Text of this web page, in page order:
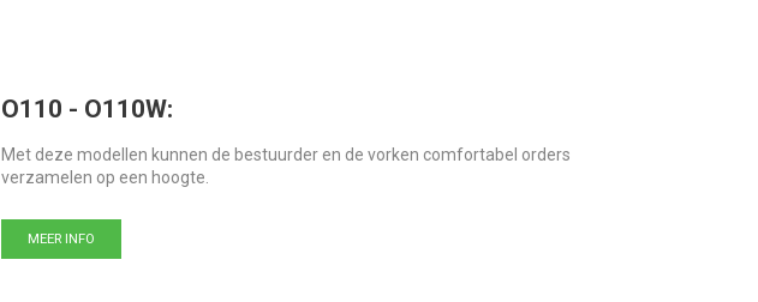
O110 - O110W:
Met deze modellen kunnen de bestuurder en de vorken comfortabel orders
verzamelen op een hoogte.
MEER INFO